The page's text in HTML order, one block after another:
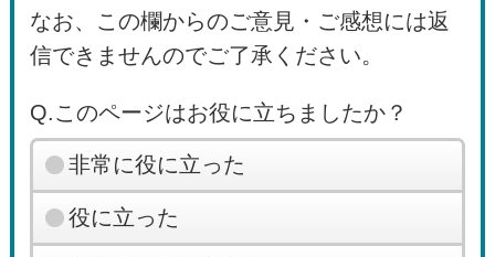
なお、この欄からのご意見・ご感想には返
信できませんのでご了承ください。
Q.このページはお役に立ちましたか？
非常に役に立った
役に立った